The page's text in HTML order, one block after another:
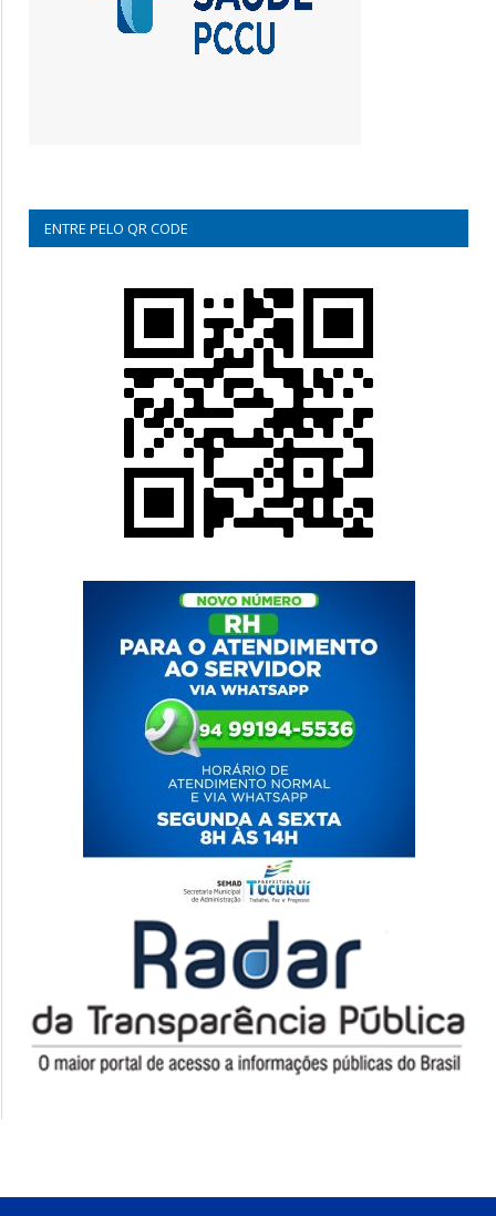
ENTRE PELO QR CODE